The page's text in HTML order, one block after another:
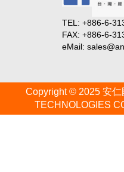
TEL: +886-6-
FAX: +886-6-
eMail:
Copyright © 2025 安
TECHNOLOGIES